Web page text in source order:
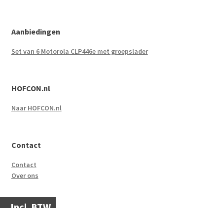
Aanbiedingen
Set van 6 Motorola CLP446e met groepslader
HOFCON.nl
Naar HOFCON.nl
Contact
Contact
Over ons